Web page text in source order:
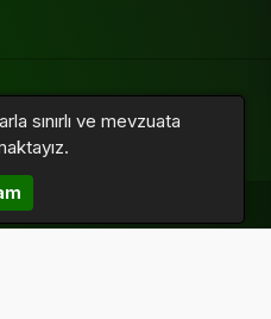
Anketler
Tüm Hakları Saklıdır.
sınırlı ve mevzuata